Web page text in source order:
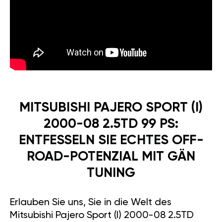
MITSUBISHI PAJERO SPORT (I)
2000-08 2.5TD 99 PS:
ENTFESSELN SIE ECHTES OFF-
ROAD-POTENZIAL MIT GÄN
TUNING
Erlauben Sie uns, Sie in die Welt des
Mitsubishi Pajero Sport (I) 2000-08 2.5TD